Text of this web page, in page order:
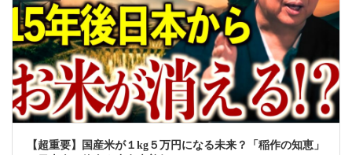
【超重要】国産米が１kg５万円になる未来？「稲作の知恵」